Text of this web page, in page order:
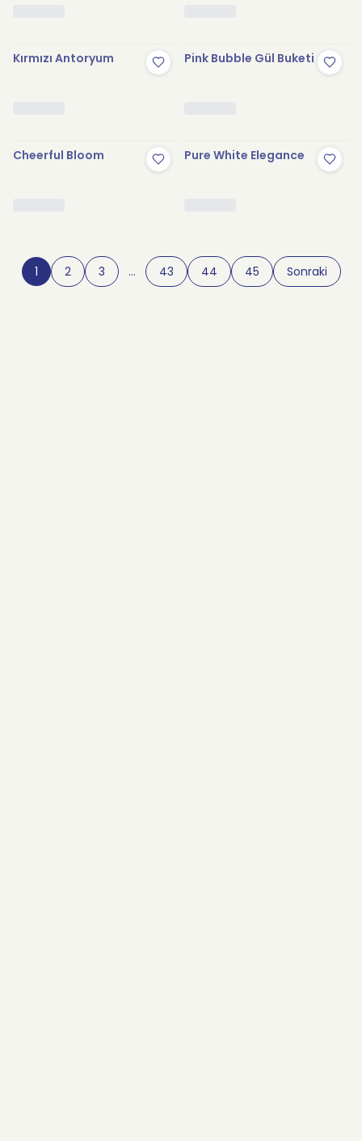
Kırmızı Antoryum Pink Bubble Gül Buketi
Cheerful Bloom Pure White Elegance
1 2 3 … 43 44 45 Sonraki